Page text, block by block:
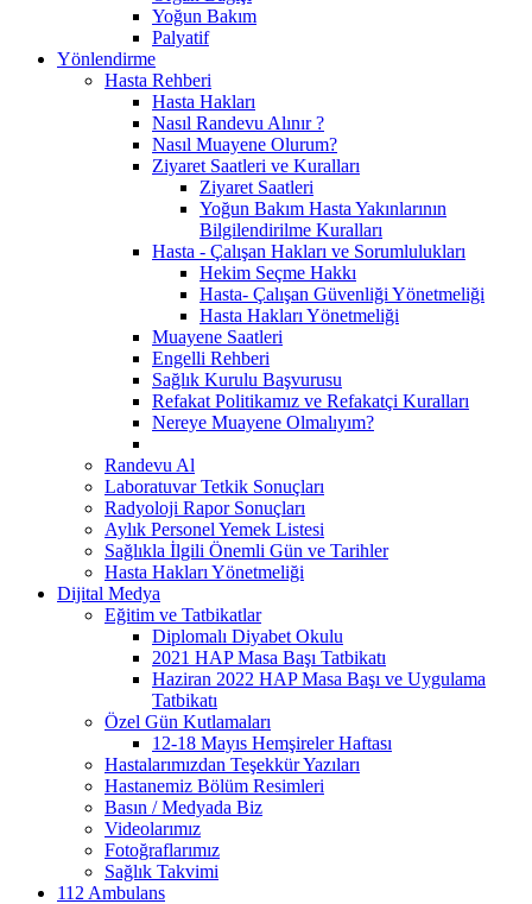
Yoğun Bakım
Palyatif
Yönlendirme
Hasta Rehberi
Hasta Hakları
Nasıl Randevu Alınır ?
Nasıl Muayene Olurum?
Ziyaret Saatleri ve Kuralları
Ziyaret Saatleri
Yoğun Bakım Hasta Yakınlarının
Bilgilendirilme Kuralları
Hasta - Çalışan Hakları ve Sorumlulukları
Hekim Seçme Hakkı
Hasta- Çalışan Güvenliği Yönetmeliği
Hasta Hakları Yönetmeliği
Muayene Saatleri
Engelli Rehberi
Sağlık Kurulu Başvurusu
Refakat Politikamız ve Refakatçi Kuralları
Nereye Muayene Olmalıyım?
Randevu Al
Laboratuvar Tetkik Sonuçları
Radyoloji Rapor Sonuçları
Aylık Personel Yemek Listesi
Sağlıkla İlgili Önemli Gün ve Tarihler
Hasta Hakları Yönetmeliği
Dijital Medya
Eğitim ve Tatbikatlar
Diplomalı Diyabet Okulu
2021 HAP Masa Başı Tatbikatı
Haziran 2022 HAP Masa Başı ve Uygulama
Tatbikatı
Özel Gün Kutlamaları
12-18 Mayıs Hemşireler Haftası
Hastalarımızdan Teşekkür Yazıları
Hastanemiz Bölüm Resimleri
Basın / Medyada Biz
Videolarımız
Fotoğraflarımız
Sağlık Takvimi
112 Ambulans